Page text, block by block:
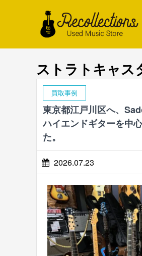
ストラトキャス
買取事例
東京都江戸川区へ、
ハイエンドギターを中
た。
2026.07.23